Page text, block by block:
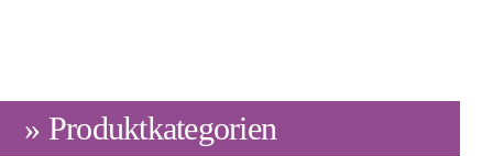
» Produktkategorien